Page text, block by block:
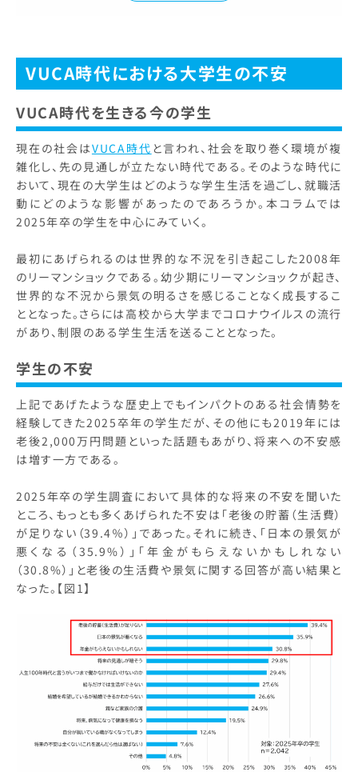
VUCA時代における大学生の不安
VUCA時代を生きる今の学生
現在の社会はVUCA時代 と言われ、社会を取り巻く環境が複
雑化し、先の見通しが立たない時代である。そのような時代に
おいて、現在の大学生はどのような学生生活を過ごし、就職活
動にどのような影響があったのであろうか。本コラムでは
2025年卒の学生を中心にみていく。
最初にあげられるのは世界的な不況を引き起こした2008年
のリーマンショックである。幼少期にリーマンショックが起き、
世界的な不況から景気の明るさを感じることなく成長するこ
ととなった。さらには高校から大学までコロナウイルスの流行
があり、制限のある学生生活を送ることとなった。
学生の不安
上記であげたような歴史上でもインパクトのある社会情勢を
経験してきた2025卒年の学生だが、その他にも2019年には
老後2,000万円問題といった話題もあがり、将来への不安感
は増す一方である。
2025年卒の学生調査において具体的な将来の不安を聞いた
ところ、もっとも多くあげられた不安は「老後の貯蓄（生活費）
が足りない（39.4％）」であった。それに続き、「日本の景気が
悪くなる（35.9%）」「年金がもらえないかもしれない
（30.8%）」と老後の生活費や景気に関する回答が高い結果と
なった。【図1】